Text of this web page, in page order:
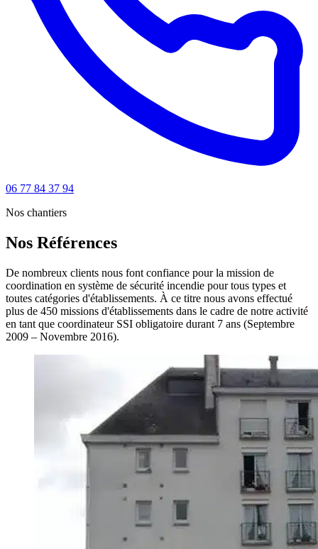
06 77 84 37 94
Nos chantiers
Nos Références
De nombreux clients nous font confiance pour la mission de
coordination en système de sécurité incendie pour tous types et
toutes catégories d'établissements. À ce titre nous avons effectué
plus de 450 missions d'établissements dans le cadre de notre activité
en tant que coordinateur SSI obligatoire durant 7 ans (Septembre
2009 – Novembre 2016).